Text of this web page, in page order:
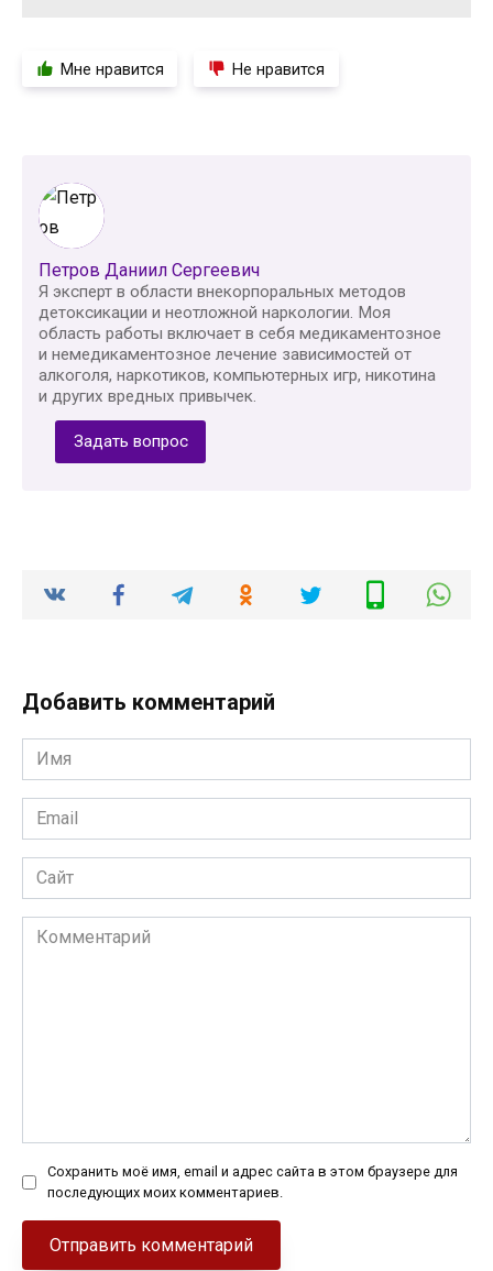
Мне нравится Не нравится
Петров Даниил Сергеевич
Я эксперт в области внекорпоральных методов
детоксикации и неотложной наркологии. Моя
область работы включает в себя медикаментозное
и немедикаментозное лечение зависимостей от
алкоголя, наркотиков, компьютерных игр, никотина
и других вредных привычек.
Задать вопрос
Добавить комментарий
Имя
*
Email
*
Сайт
Комментарий
Сохранить моё имя, email и адрес сайта в этом браузере для
последующих моих комментариев.